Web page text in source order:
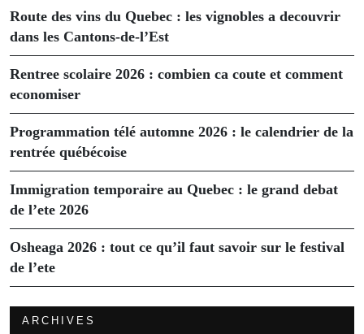
Route des vins du Quebec : les vignobles a decouvrir
dans les Cantons-de-l’Est
Rentree scolaire 2026 : combien ca coute et comment
economiser
Programmation télé automne 2026 : le calendrier de la
rentrée québécoise
Immigration temporaire au Quebec : le grand debat
de l’ete 2026
Osheaga 2026 : tout ce qu’il faut savoir sur le festival
de l’ete
ARCHIVES